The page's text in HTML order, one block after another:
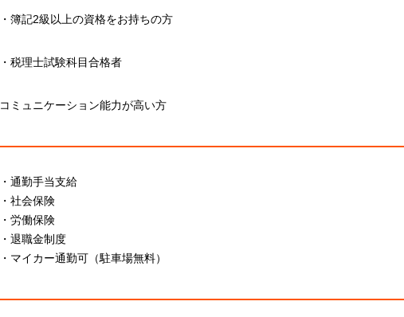
・簿記2級以上の資格をお持ちの方
・税理士試験科目合格者
コミュニケーション能力が高い方
・通勤手当支給
・社会保険
・労働保険
・退職金制度
・マイカー通勤可（駐車場無料）